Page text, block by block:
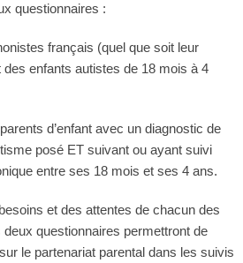
questionnaires :
français (quel que soit leur
des enfants autistes de 18 mois à 4
d’enfant avec un diagnostic de
posé ET suivant ou ayant suivi
entre ses 18 mois et ses 4 ans.
et des attentes de chacun des
questionnaires permettront de
le partenariat parental dans les suivis